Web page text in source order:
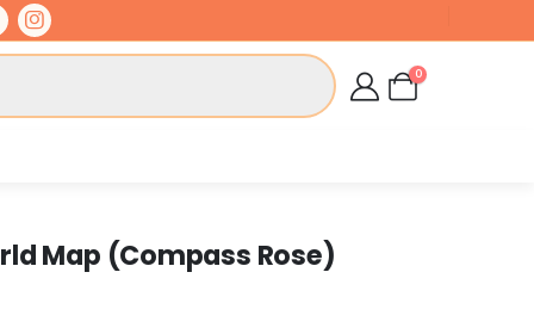
0
Map (Compass Rose)